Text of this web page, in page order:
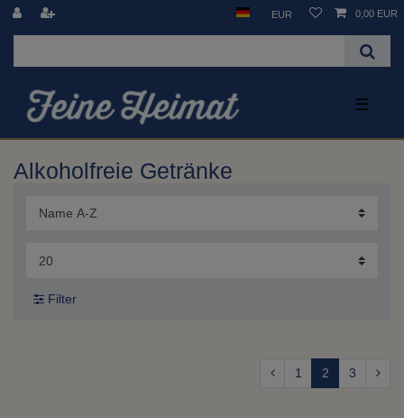
EUR 0,00 EUR
☰
Alkoholfreie Getränke
Filter
1 2 3